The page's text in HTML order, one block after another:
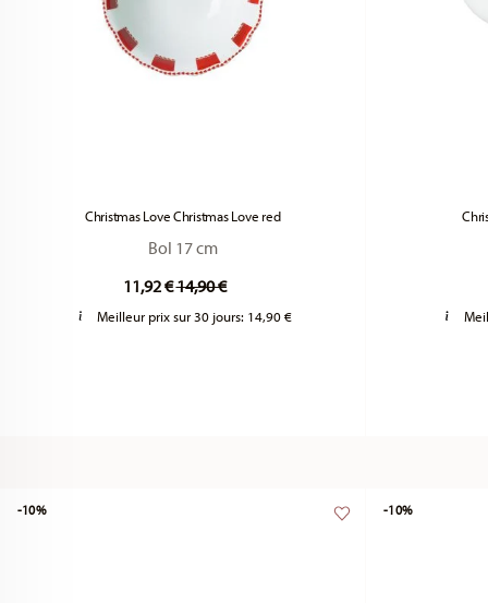
Christmas Love Christmas Love red
Bol 17 cm
11,92 €Price reduced from
14,90 €to
Meilleur prix sur 30 jours: 14,90 €
-10% -10%